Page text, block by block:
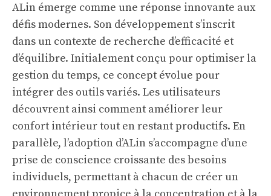
ALin émerge comme une réponse innovante aux
défis modernes. Son développement s’inscrit
dans un contexte de recherche d’efficacité et
d’équilibre. Initialement conçu pour optimiser la
gestion du temps, ce concept évolue pour
intégrer des outils variés. Les utilisateurs
découvrent ainsi comment améliorer leur
confort intérieurtout en restant productifs. En
parallèle, l’adoption d’ALin s’accompagne d’une
prise de conscience croissante des besoins
individuels, permettant à chacun de créer un